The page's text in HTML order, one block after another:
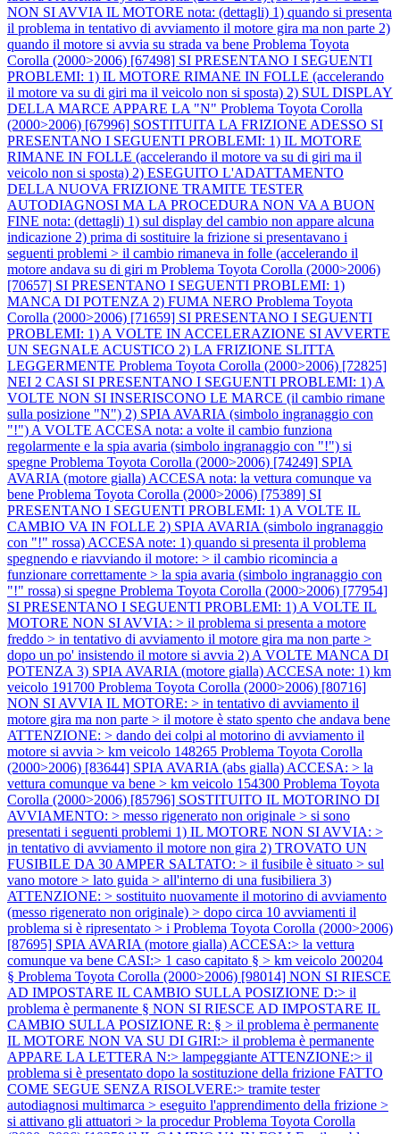
NON SI AVVIA IL MOTORE nota: (dettagli) 1) quando si presenta
il problema in tentativo di avviamento il motore gira ma non parte 2)
quando il motore si avvia su strada va bene Problema Toyota
Corolla (2000>2006) [67498] SI PRESENTANO I SEGUENTI
PROBLEMI: 1) IL MOTORE RIMANE IN FOLLE (accelerando
il motore va su di giri ma il veicolo non si sposta) 2) SUL DISPLAY
DELLA MARCE APPARE LA "N" Problema Toyota Corolla
(2000>2006) [67996] SOSTITUITA LA FRIZIONE ADESSO SI
PRESENTANO I SEGUENTI PROBLEMI: 1) IL MOTORE
RIMANE IN FOLLE (accelerando il motore va su di giri ma il
veicolo non si sposta) 2) ESEGUITO L'ADATTAMENTO
DELLA NUOVA FRIZIONE TRAMITE TESTER
AUTODIAGNOSI MA LA PROCEDURA NON VA A BUON
FINE nota: (dettagli) 1) sul display del cambio non appare alcuna
indicazione 2) prima di sostituire la frizione si presentavano i
seguenti problemi > il cambio rimaneva in folle (accelerando il
motore andava su di giri m Problema Toyota Corolla (2000>2006)
[70657] SI PRESENTANO I SEGUENTI PROBLEMI: 1)
MANCA DI POTENZA 2) FUMA NERO Problema Toyota
Corolla (2000>2006) [71659] SI PRESENTANO I SEGUENTI
PROBLEMI: 1) A VOLTE IN ACCELERAZIONE SI AVVERTE
UN SEGNALE ACUSTICO 2) LA FRIZIONE SLITTA
LEGGERMENTE Problema Toyota Corolla (2000>2006) [72825]
NEI 2 CASI SI PRESENTANO I SEGUENTI PROBLEMI: 1) A
VOLTE NON SI INSERISCONO LE MARCE (il cambio rimane
sulla posizione "N") 2) SPIA AVARIA (simbolo ingranaggio con
"!") A VOLTE ACCESA nota: a volte il cambio funziona
regolarmente e la spia avaria (simbolo ingranaggio con "!") si
spegne Problema Toyota Corolla (2000>2006) [74249] SPIA
AVARIA (motore gialla) ACCESA nota: la vettura comunque va
bene Problema Toyota Corolla (2000>2006) [75389] SI
PRESENTANO I SEGUENTI PROBLEMI: 1) A VOLTE IL
CAMBIO VA IN FOLLE 2) SPIA AVARIA (simbolo ingranaggio
con "!" rossa) ACCESA note: 1) quando si presenta il problema
spegnendo e riavviando il motore: > il cambio ricomincia a
funzionare correttamente > la spia avaria (simbolo ingranaggio con
"!" rossa) si spegne Problema Toyota Corolla (2000>2006) [77954]
SI PRESENTANO I SEGUENTI PROBLEMI: 1) A VOLTE IL
MOTORE NON SI AVVIA: > il problema si presenta a motore
freddo > in tentativo di avviamento il motore gira ma non parte >
dopo un po' insistendo il motore si avvia 2) A VOLTE MANCA DI
POTENZA 3) SPIA AVARIA (motore gialla) ACCESA note: 1) km
veicolo 191700 Problema Toyota Corolla (2000>2006) [80716]
NON SI AVVIA IL MOTORE: > in tentativo di avviamento il
motore gira ma non parte > il motore è stato spento che andava bene
ATTENZIONE: > dando dei colpi al motorino di avviamento il
motore si avvia > km veicolo 148265 Problema Toyota Corolla
(2000>2006) [83644] SPIA AVARIA (abs gialla) ACCESA: > la
vettura comunque va bene > km veicolo 154300 Problema Toyota
Corolla (2000>2006) [85796] SOSTITUITO IL MOTORINO DI
AVVIAMENTO: > messo rigenerato non originale > si sono
presentati i seguenti problemi 1) IL MOTORE NON SI AVVIA: >
in tentativo di avviamento il motore non gira 2) TROVATO UN
FUSIBILE DA 30 AMPER SALTATO: > il fusibile è situato > sul
vano motore > lato guida > all'interno di una fusibiliera 3)
ATTENZIONE: > sostituito nuovamente il motorino di avviamento
(messo rigenerato non originale) > dopo circa 10 avviamenti il
problema si è ripresentato > i Problema Toyota Corolla (2000>2006)
[87695] SPIA AVARIA (motore gialla) ACCESA:> la vettura
comunque va bene CASI:> 1 caso capitato § > km veicolo 200204
§ Problema Toyota Corolla (2000>2006) [98014] NON SI RIESCE
AD IMPOSTARE IL CAMBIO SULLA POSIZIONE D:> il
problema è permanente § NON SI RIESCE AD IMPOSTARE IL
CAMBIO SULLA POSIZIONE R: § > il problema è permanente
IL MOTORE NON VA SU DI GIRI:> il problema è permanente
APPARE LA LETTERA N:> lampeggiante ATTENZIONE:> il
problema si è presentato dopo la sostituzione della frizione FATTO
COME SEGUE SENZA RISOLVERE:> tramite tester
autodiagnosi multimarca > eseguito l'apprendimento della frizione >
si attivano gli attuatori > la procedurProblema Toyota Corolla